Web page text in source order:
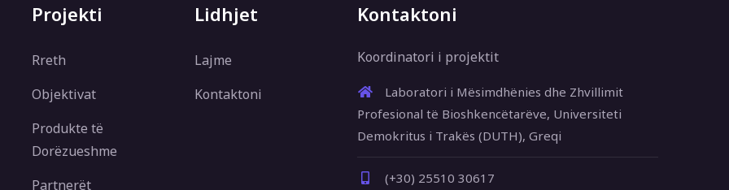
Projekti
Rreth
Objektivat
Produkte të
Dorëzueshme
Partnerët
Lidhjet
Lajme
Kontaktoni
Kontaktoni
Koordinatori i projektit
Laboratori i Mësimdhënies dhe Zhvillimit
Profesional të Bioshkencëtarëve, Universiteti
Demokritus i Trakës (DUTH), Greqi
(+30) 25510 30617